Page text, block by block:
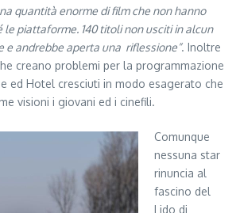
quantità enorme di film che non hanno
le piattaforme. 140 titoli non usciti in alcun
e andrebbe aperta una riflessione”. Inoltre
creano problemi per la programmazione
ed Hotel cresciuti in modo esagerato che
visioni i giovani ed i cinefili.
Comunque
nessuna star
rinuncia al
fascino del
Lido di